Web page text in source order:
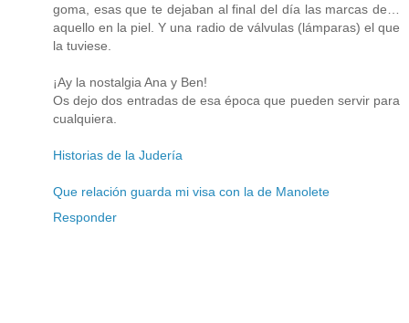
goma, esas que te dejaban al final del día las marcas de…
aquello en la piel. Y una radio de válvulas (lámparas) el que
la tuviese.
¡Ay la nostalgia Ana y Ben!
Os dejo dos entradas de esa época que pueden servir para
cualquiera.
Historias de la Judería
Que relación guarda mi visa con la de Manolete
Responder